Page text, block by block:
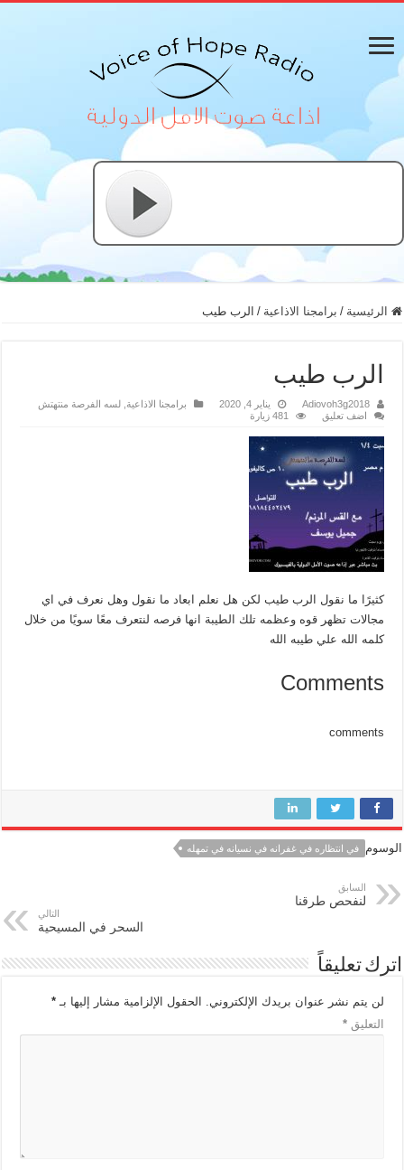
الرئيسية / برامجنا الاذاعية / الرب طيب
الرب طيب
Adiovoh3g2018 يناير 4, 2020 برامجنا الاذاعية ,لسه الفرصة منتهتش
اضف تعليق
481 زيارة
كثيرًا ما نقول الرب طيب لكن هل نعلم ابعاد ما نقول وهل نعرف في اي
مجالات تظهر قوه وعظمه تلك الطيبة انها فرصه لنتعرف معًا سويًا من خلال
كلمه الله علي طيبه الله
Comments
comments
الوسوم في انتظاره في غفرانه في نسيانه في تمهله
السابق
لنفحص طرقنا
التالي
السحر في المسيحية
اترك تعليقاً
لن يتم نشر عنوان بريدك الإلكتروني. الحقول الإلزامية مشار إليها بـ*
التعليق*